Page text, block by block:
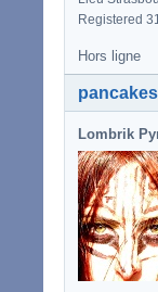
Registered
Hors ligne
pancakes
Lombrik